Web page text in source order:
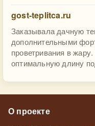
gost-teplitca.ru
Заказывала дачную
дополнительными
проветривания в
оптимальную длину
О проекте